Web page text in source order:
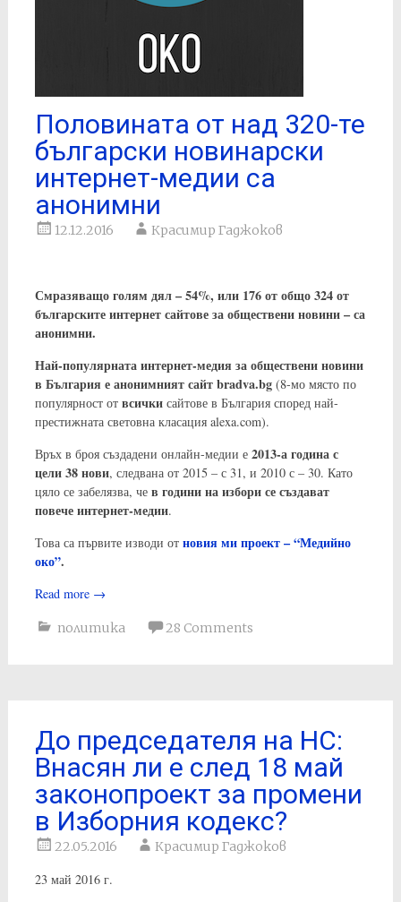
Половината от над 320-те
български новинарски
интернет-медии са
анонимни
12.12.2016 Красимир Гаджоков
Смразяващо голям дял – 54%, или 176 от общо 324 от
българските интернет сайтове за обществени новини – са
анонимни.
Най-популярната интернет-медия за обществени новини
в България е анонимният сайт bradva.bg(8-мо място по
популярност от всичкисайтове в България според най-
престижната световна класация alexa.com).
Връх в броя създадени онлайн-медии е 2013-а година с
цели 38 нови, следвана от 2015 – с 31, и 2010 с – 30. Като
цяло се забелязва, че в години на избори се създават
повече интернет-медии.
Това са първите изводи от новия ми проект – “Медийно
око”.
Read more →
политика 28 Comments
До председателя на НС:
Внасян ли е след 18 май
законопроект за промени
в Изборния кодекс?
22.05.2016 Красимир Гаджоков
23 май 2016 г.